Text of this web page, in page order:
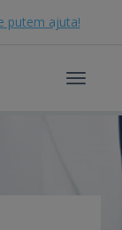
putem ajuta!
Toggle